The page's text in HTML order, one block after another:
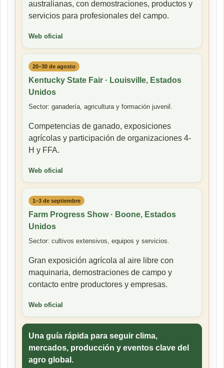
australianas, con demostraciones, productos y
servicios para profesionales del campo.
Web oficial
20–30 de agosto
Kentucky State Fair · Louisville, Estados
Unidos
Sector: ganadería, agricultura y formación juvenil.
Competencias de ganado, exposiciones
agrícolas y participación de organizaciones 4-
H y FFA.
Web oficial
1–3 de septiembre
Farm Progress Show · Boone, Estados
Unidos
Sector: cultivos extensivos, equipos y servicios.
Gran exposición agrícola al aire libre con
maquinaria, demostraciones de campo y
contacto entre productores y empresas.
Web oficial
Una guía rápida para seguir clima,
mercados, producción y eventos clave del
agro global.